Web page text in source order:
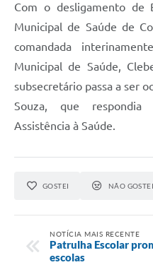
Com o desligamento de
Municipal de Saúde de
comandada
Municipal de Saúde,
subsecretário passa a ser
Souza, que respondia
Assistência à Saúde.
GOSTEI NÃO GOSTEI
NOTÍCIA MAIS RECENTE
Patrulha Escolar
escolas